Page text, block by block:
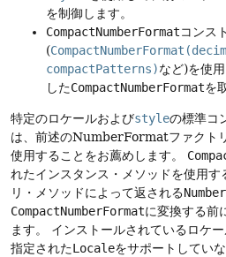
を制御します。
CompactNumberFormatコンス
(
compactPatterns)など)を使
したCompactNumberFormatを
特定のロケールおよびstyleの標準コ
は、前述のNumberFormatファクト
使用することをお薦めします。
れたインスタンス・メソッドを使用す
リ・メソッドによって返される
CompactNumberFormatに変換する前
ます。
インストールされているロケ
指定されたLocaleをサポートしてい